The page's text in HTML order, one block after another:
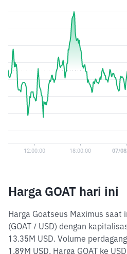
Harga GOAT hari ini
Harga Goatseus Maximus saat
(GOAT / USD) dengan
13.35M USD. Volume
1.89M USD. Harga GOAT ke